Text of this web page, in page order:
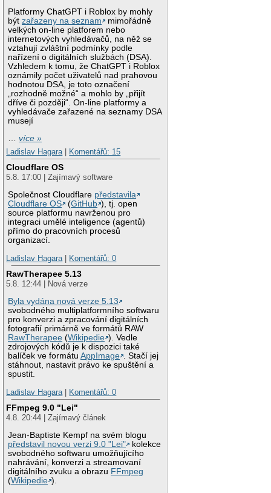
Platformy ChatGPT i Roblox by mohly
býtzařazeny na seznam
mimořádně
velkých on-line platforem nebo
internetových vyhledávačů, na něž se
vztahují zvláštní podmínky podle
nařízení o digitálních službách (DSA).
Vzhledem k tomu, že ChatGPT i Roblox
oznámily počet uživatelů nad prahovou
hodnotou DSA, je toto označení
„rozhodně možné“ a mohlo by „přijít
dříve či později“. On-line platformy a
vyhledávače zařazené na seznamy DSA
musejí
…více »
Ladislav Hagara | Komentářů: 15
Cloudflare OS
5.8. 17:00 | Zajímavý software
Společnost Cloudflare představila
Cloudflare OS
(GitHub ), tj. open
source platformu navrženou pro
integraci umělé inteligence (agentů)
přímo do pracovních procesů
organizací.
Ladislav Hagara | Komentářů: 0
RawTherapee 5.13
5.8. 12:44 | Nová verze
Byla vydána nová verze 5.13
svobodného multiplatformního softwaru
pro konverzi a zpracování digitálních
fotografií primárně ve formátů RAW
RawTherapee (Wikipedie ). Vedle
zdrojových kódů je k dispozici také
balíček ve formátuAppImage
. Stačí jej
stáhnout, nastavit právo ke spuštění a
spustit.
Ladislav Hagara | Komentářů: 0
FFmpeg 9.0 "Lei"
4.8. 20:44 | Zajímavý článek
Jean-Baptiste Kempf na svém blogu
představil novou verzi 9.0 "Lei"
kolekce
svobodného softwaru umožňujícího
nahrávání, konverzi a streamovaní
digitálního zvuku a obrazu FFmpeg
(Wikipedie ).